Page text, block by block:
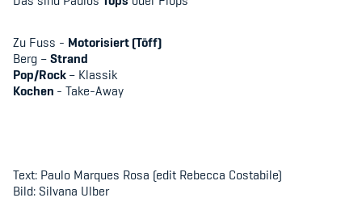
Zu Fuss - Motorisiert (Töff)
Berg –Strand
Pop/Rock– Klassik
Kochen - Take-Away
Text: Paulo Marques Rosa (edit Rebecca Costabile)
Bild: Silvana Ulber